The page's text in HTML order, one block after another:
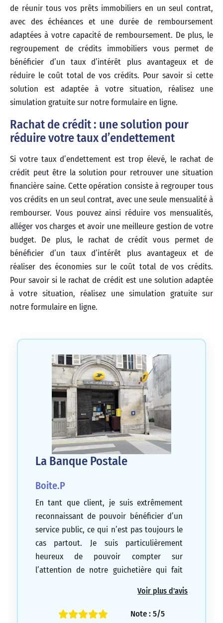
de réunir tous vos prêts immobiliers en un seul contrat,
avec des échéances et une durée de remboursement
adaptées à votre capacité de remboursement. De plus, le
regroupement de crédits immobiliers vous permet de
bénéficier d’un taux d’intérêt plus avantageux et de
réduire le coût total de vos crédits. Pour savoir si cette
solution est adaptée à votre situation, réalisez une
simulation gratuite sur notre formulaire en ligne.
Rachat de crédit : une solution pour
réduire votre taux d’endettement
Si votre taux d’endettement est trop élevé, le rachat de
crédit peut être la solution pour retrouver une situation
financière saine. Cette opération consiste à regrouper tous
vos crédits en un seul contrat, avec une seule mensualité à
rembourser. Vous pouvez ainsi réduire vos mensualités,
alléger vos charges et avoir une meilleure gestion de votre
budget. De plus, le rachat de crédit vous permet de
bénéficier d’un taux d’intérêt plus avantageux et de
réaliser des économies sur le coût total de vos crédits.
Pour savoir si le rachat de crédit est une solution adaptée
à votre situation, réalisez une simulation gratuite sur
notre formulaire en ligne.
La Banque Postale
Boite.P
En tant que client, je suis extrêmement
reconnaissant de pouvoir bénéficier d’un
service public, ce qui n’est pas toujours le
cas partout. Je suis particulièrement
heureux de pouvoir compter sur
l’attention de notre guichetière qui fait
met ses compétences au service des
clients. Je trouve cela inestimable. J’espère
Voir plus d'avis
Note : 5/5